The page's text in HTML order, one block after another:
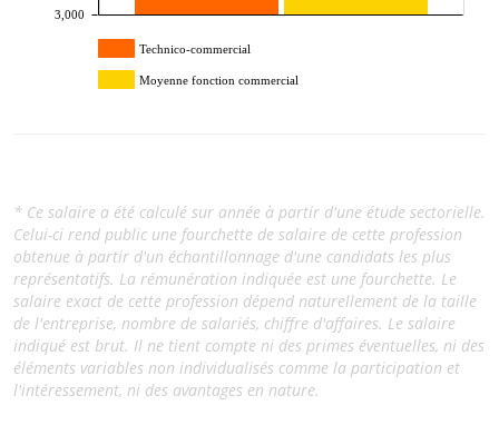
3,000
Technico-commercial
Moyenne fonction commercial
* Ce salaire a été calculé sur année à partir d'une étude sectorielle.
Celui-ci rend public une fourchette de salaire de cette profession
obtenue à partir d'un échantillonnage d'une candidats les plus
représentatifs. La rémunération indiquée est une fourchette. Le
salaire exact de cette profession dépend naturellement de la taille
de l'entreprise, nombre de salariés, chiffre d'affaires. Le salaire
indiqué est brut. Il ne tient compte ni des primes éventuelles, ni des
éléments variables non individualisés comme la participation et
l'intéressement, ni des avantages en nature.